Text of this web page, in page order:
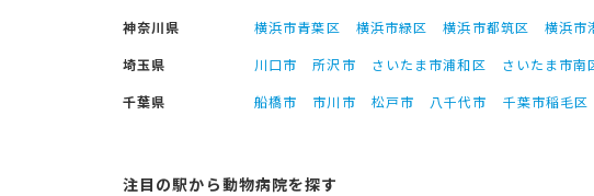
神奈川県
横浜市青葉区 横浜市緑区 横浜市都筑区 横浜市
埼玉県
川口市 所沢市 さいたま市浦和区 さいたま市南
千葉県
船橋市 市川市 松戸市 八千代市 千葉市稲毛区
注目の駅から動物病院を探す